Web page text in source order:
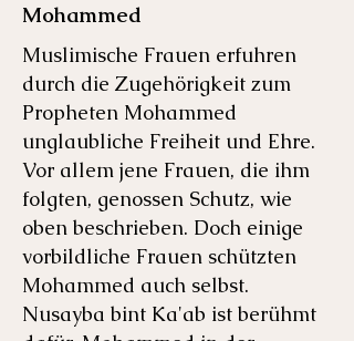
Mohammed
Muslimische Frauen erfuhren
durch die Zugehörigkeit zum
Propheten Mohammed
unglaubliche Freiheit und Ehre.
Vor allem jene Frauen, die ihm
folgten, genossen Schutz, wie
oben beschrieben. Doch einige
vorbildliche Frauen schützten
Mohammed auch selbst.
Nusayba bint Ka'ab ist berühmt